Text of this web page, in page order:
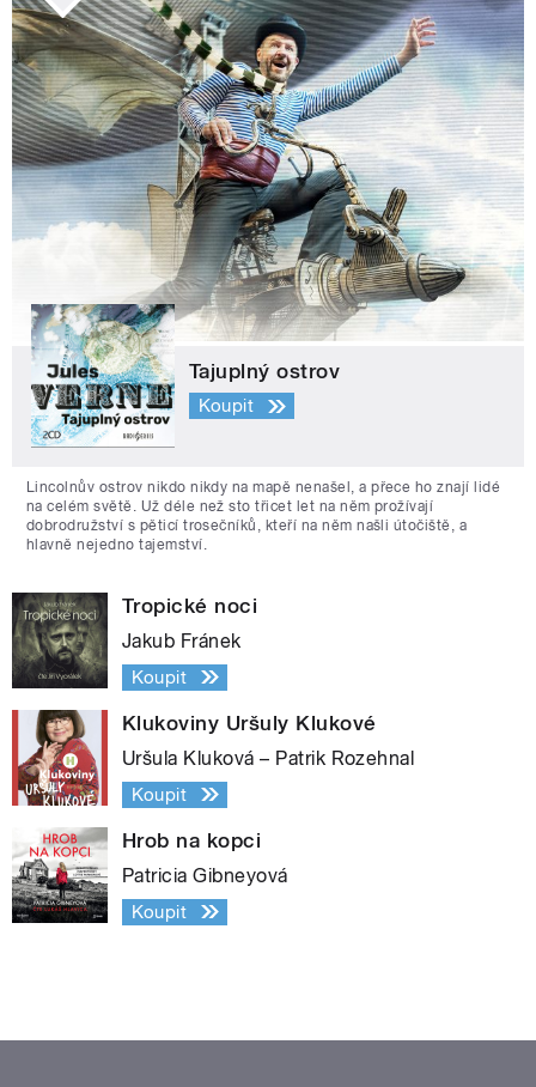
Tajuplný ostrov
Koupit
Lincolnův ostrov nikdo nikdy na mapě nenašel, a přece ho znají lidé
na celém světě. Už déle než sto třicet let na něm prožívají
dobrodružství s pěticí trosečníků, kteří na něm našli útočiště, a
hlavně nejedno tajemství.
Tropické noci
Jakub Fránek
Koupit
Klukoviny Uršuly Klukové
Uršula Kluková – Patrik Rozehnal
Koupit
Hrob na kopci
Patricia Gibneyová
Koupit